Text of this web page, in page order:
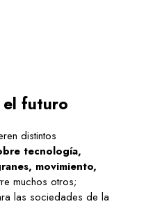
el futuro
distintos
tecnología,
movimiento,
muchos otros;
las sociedades de la